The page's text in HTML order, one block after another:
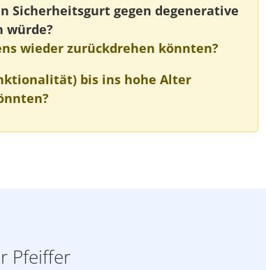
Sicherheitsgurt gegen degenerative
würde?
wieder zurückdrehen könnten?
bis ins hohe Alter
Pfeiffer